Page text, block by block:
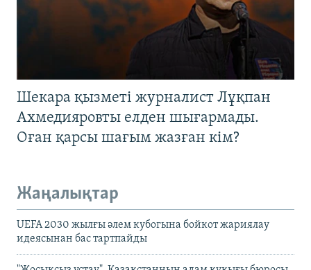
Шекара қызметі журналист Лұқпан
Ахмедияровты елден шығармады.
Оған қарсы шағым жазған кім?
Жаңалықтар
UEFA 2030 жылғы әлем кубогына бойкот жариялау
идеясынан бас тартпайды